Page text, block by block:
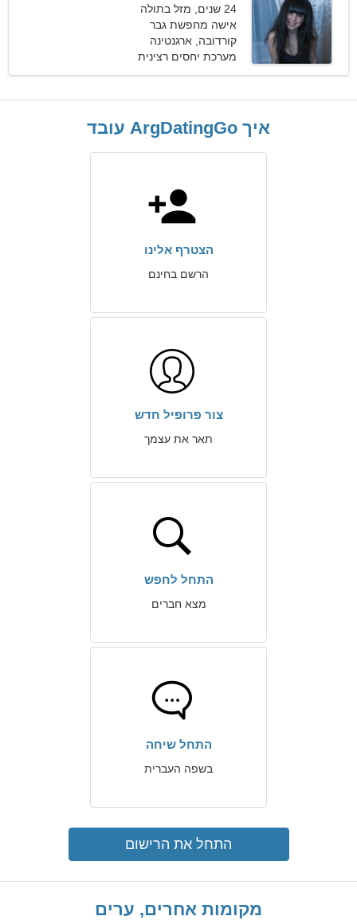
24 שנים, מזל בתולה
אישה מחפשת גבר
קורדובה, ארגנטינה
מערכת יחסים רצינית
איך ArgDatingGo עובד
הצטרף אלינו
הרשם בחינם
צור פרופיל חדש
תאר את עצמך
התחל לחפש
מצא חברים
התחל שיחה
בשפה העברית
התחל את הרישום
מקומות אחרים, ערים